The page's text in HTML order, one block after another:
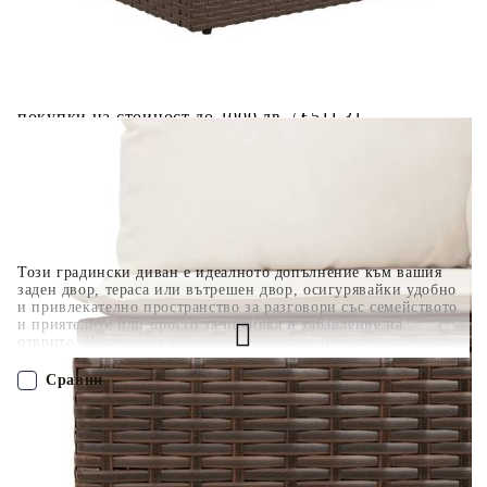
Този градински диван е идеалното допълнение към вашия
заден двор, тераса или вътрешен двор, осигурявайки удобно
и привлекателно пространство за разговори със семейството
и приятелите или просто за почивка и забавление на
открито. Издръжлив материал: PE ратан, известен също като
полиратан, е здрав синтетичен материал с малко необходима
поддръжка, който прилича на естествен ратан. Той е лек,
лесен за почистване и често се използва за външни мебели
поради своята издръжливост и устойчивост на атмосферни
влияния.Стъклен плот: Плотът на външната маса е изработен
от здраво и издръжливо закалено стъкло, което улеснява
почистването с влажна кърпа и добавя нотка елегантност към
вашето външно пространство. Удобна седалка: Тази мебел за
поръчката без оскъпяване. За покупки на стойност до
покупки на стойност до 1000 лв. / €511.31
Плащане на 6 вноски. Стойността на поръчката се
ПОРЪЧАЙ БЕЗ РЕГИСТРАЦИЯ
Сравни